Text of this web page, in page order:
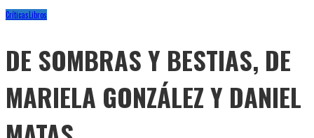
CríticasLibros
DE SOMBRAS Y BESTIAS, DE
MARIELA GONZÁLEZ Y DANIEL